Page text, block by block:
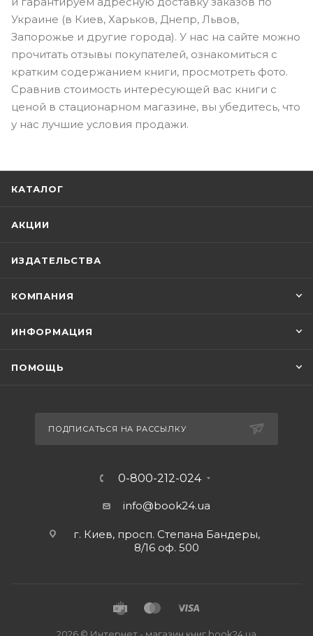
Украине (в Киев, Харьков, Днепр, Львов,
Запорожье и другие города). У нас на сайте можно
прочитать отзывы покупателей, ознакомиться с
кратким содержанием книги, просмотреть фото.
Сравнив стоимость интересующей вас книги с
ценой в стационарном магазине, вы убедитесь, что
у нас лучшие условия продажи.
КАТАЛОГ
АКЦИИ
ИЗДАТЕЛЬСТВА
КОМПАНИЯ
ИНФОРМАЦИЯ
ПОМОЩЬ
ПОДПИСАТЬСЯ НА РАССЫЛКУ
0-800-212-024
info@book24.ua
г. Киев, просп. Степана Бандеры,
8/16 оф. 500